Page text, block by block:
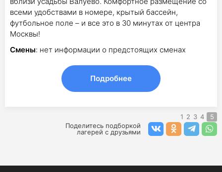
всеми удобствами в номере, крытый бассейн,
футбольное поле – и все это в 30 минутах от центра
Москвы!
Смены: нет информации о предстоящих сменах
Подробнее
1 2 3 4
5
Поделитесь подборкой
лагерей с друзьями